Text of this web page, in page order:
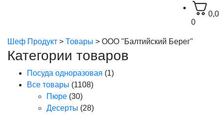
0
Шеф Продукт > Товары > ООО "Балтийский Берег"
Категории товаров
Посуда одноразовая (1)
Все товары (1108)
Пюре (30)
Десерты (28)